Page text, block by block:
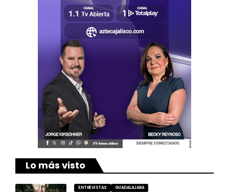
Lo más visto
ENTREVISTAS GUADALAJARA